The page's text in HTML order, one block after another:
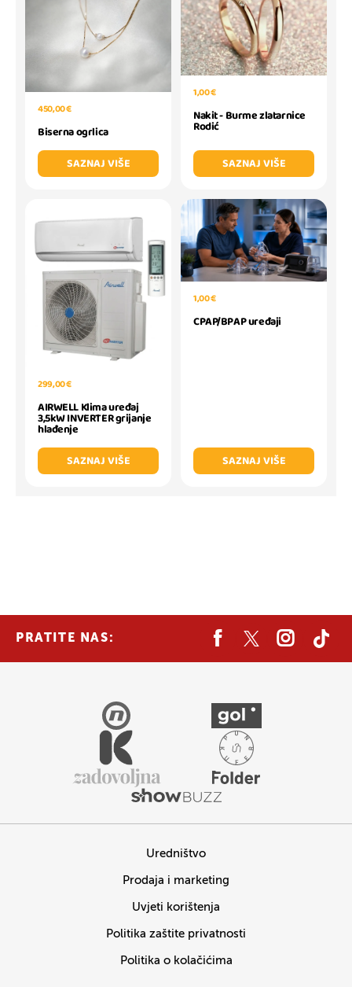
450,00 €
Biserna ogrlica
SAZNAJ VIŠE
1,00 €
Nakit - Burme zlatarnice
Rodić
SAZNAJ VIŠE
299,00 €
AIRWELL Klima uređaj
3,5kW INVERTER grijanje
hlađenje
SAZNAJ VIŠE
1,00 €
CPAP/BPAP uređaji
SAZNAJ VIŠE
PRATITE NAS:
Uredništvo
Prodaja i marketing
Uvjeti korištenja
Politika zaštite privatnosti
Politika o kolačićima